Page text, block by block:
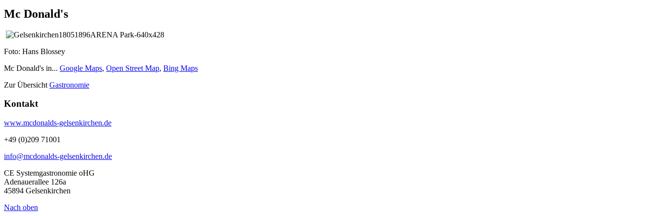
Mc Donald's
Foto: Hans Blossey
Mc Donald's in... Google Maps, Open Street Map, Bing Maps
Zur Übersicht Gastronomie
Kontakt
www.mcdonalds-gelsenkirchen.de
+49 (0)209 71001
info@mcdonalds-gelsenkirchen.de
CE Systemgastronomie oHG
Adenauerallee 126a
45894 Gelsenkirchen
Nach oben